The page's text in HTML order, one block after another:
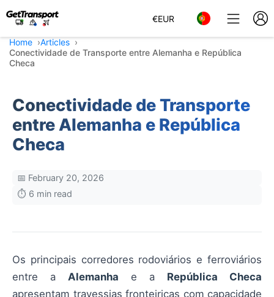
€EUR
Home
Articles
Conectividade de Transporte entre Alemanha e República
Checa
Conectividade de Transporte
entre Alemanha e República
Checa
📅 February 20, 2026
⏱️ 6 min read
Os principais corredores rodoviários e ferroviários
entre a Alemanha e a República Checa
apresentam travessias fronteiriças com capacidade